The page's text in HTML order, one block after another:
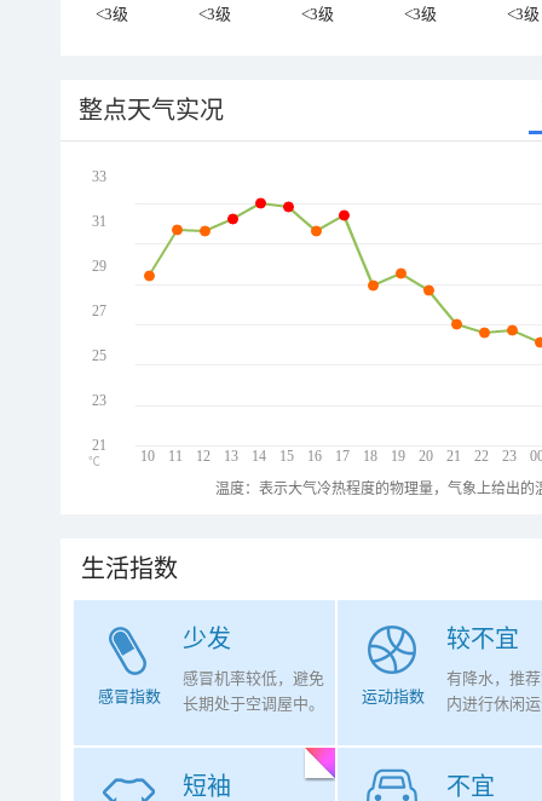
<3级
<3级 <3级 <3级 <3级
整点天气实况
10 11 12 13 14 15 16 17 18 19 20 21 22 23
33
31
29
27
25
23
21
℃
温度：表示大气冷热程度的物理量，气象上给出
生活指数
少发
感冒指数
感冒机率较低，避免
长期处于空调屋中。
较不宜
运动指数
有降水，推
内进行休闲
短袖 不宜